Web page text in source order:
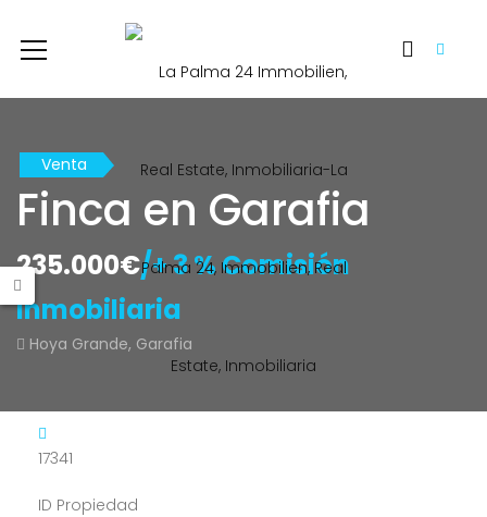
Venta
Finca en Garafia
235.000€/+ 3 % Comisión
Inmobiliaria
Hoya Grande, Garafia
17341
ID Propiedad